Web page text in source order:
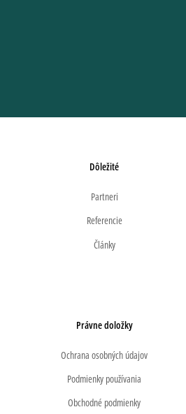
Dôležité
Partneri
Referencie
Články
Právne doložky
Ochrana osobných údajov
Podmienky používania
Obchodné podmienky